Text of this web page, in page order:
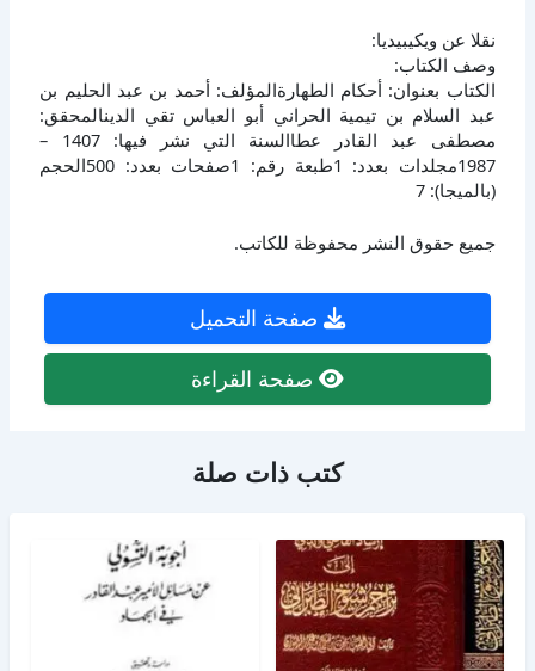
نقلا عن ويكيبيديا:
وصف الكتاب:
الكتاب بعنوان: أحكام الطهارةالمؤلف: أحمد بن عبد الحليم بن
عبد السلام بن تيمية الحراني أبو العباس تقي الدينالمحقق:
مصطفى عبد القادر عطاالسنة التي نشر فيها: 1407 –
1987مجلدات بعدد: 1طبعة رقم: 1صفحات بعدد: 500الحجم
(بالميجا): 7
جميع حقوق النشر محفوظة للكاتب.
صفحة التحميل
صفحة القراءة
كتب ذات صلة